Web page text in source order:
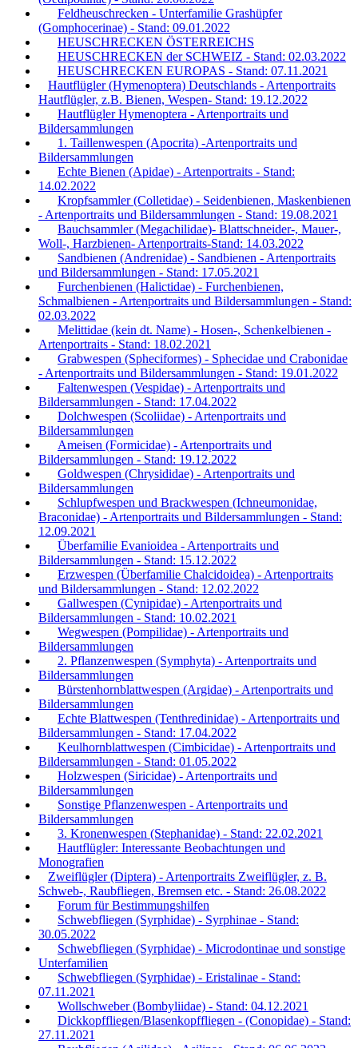
Feldheuschrecken - Unterfamilie Grashüpfer
(Gomphocerinae) - Stand: 09.01.2022
HEUSCHRECKEN ÖSTERREICHS
HEUSCHRECKEN der SCHWEIZ - Stand: 02.03.2022
HEUSCHRECKEN EUROPAS - Stand: 07.11.2021
Hautflügler (Hymenoptera) Deutschlands - Artenportraits
Hautflügler, z.B. Bienen, Wespen- Stand: 19.12.2022
Hautflügler Hymenoptera - Artenportraits und
Bildersammlungen
1. Taillenwespen (Apocrita) -Artenportraits und
Bildersammlungen
Echte Bienen (Apidae) - Artenportraits - Stand:
14.02.2022
Kropfsammler (Colletidae) - Seidenbienen, Maskenbienen
- Artenportraits und Bildersammlungen - Stand: 19.08.2021
Bauchsammler (Megachilidae)- Blattschneider-, Mauer-,
Woll-, Harzbienen- Artenportraits-Stand: 14.03.2022
Sandbienen (Andrenidae) - Sandbienen - Artenportraits
und Bildersammlungen - Stand: 17.05.2021
Furchenbienen (Halictidae) - Furchenbienen,
Schmalbienen - Artenportraits und Bildersammlungen - Stand:
02.03.2022
Melittidae (kein dt. Name) - Hosen-, Schenkelbienen -
Artenportraits - Stand: 18.02.2021
Grabwespen (Spheciformes) - Sphecidae und Crabonidae
- Artenportraits und Bildersammlungen - Stand: 19.01.2022
Faltenwespen (Vespidae) - Artenportraits und
Bildersammlungen - Stand: 17.04.2022
Dolchwespen (Scoliidae) - Artenportraits und
Bildersammlungen
Ameisen (Formicidae) - Artenportraits und
Bildersammlungen - Stand: 19.12.2022
Goldwespen (Chrysididae) - Artenportraits und
Bildersammlungen
Schlupfwespen und Brackwespen (Ichneumonidae,
Braconidae) - Artenportraits und Bildersammlungen - Stand:
12.09.2021
Überfamilie Evanioidea - Artenportraits und
Bildersammlungen - Stand: 15.12.2022
Erzwespen (Überfamilie Chalcidoidea) - Artenportraits
und Bildersammlungen - Stand: 12.02.2022
Gallwespen (Cynipidae) - Artenportraits und
Bildersammlungen - Stand: 10.02.2021
Wegwespen (Pompilidae) - Artenportraits und
Bildersammlungen
2. Pflanzenwespen (Symphyta) - Artenportraits und
Bildersammlungen
Bürstenhornblattwespen (Argidae) - Artenportraits und
Bildersammlungen
Echte Blattwespen (Tenthredinidae) - Artenportraits und
Bildersammlungen - Stand: 17.04.2022
Keulhornblattwespen (Cimbicidae) - Artenportraits und
Bildersammlungen - Stand: 01.05.2022
Holzwespen (Siricidae) - Artenportraits und
Bildersammlungen
Sonstige Pflanzenwespen - Artenportraits und
Bildersammlungen
3. Kronenwespen (Stephanidae) - Stand: 22.02.2021
Hautflügler: Interessante Beobachtungen und
Monografien
Zweiflügler (Diptera) - Artenportraits Zweiflügler, z. B.
Schweb-, Raubfliegen, Bremsen etc. - Stand: 26.08.2022
Forum für Bestimmungshilfen
Schwebfliegen (Syrphidae) - Syrphinae - Stand:
30.05.2022
Schwebfliegen (Syrphidae) - Microdontinae und sonstige
Unterfamilien
Schwebfliegen (Syrphidae) - Eristalinae - Stand:
07.11.2021
Wollschweber (Bombyliidae) - Stand: 04.12.2021
Dickkopffliegen/Blasenkopffliegen - (Conopidae) - Stand:
27.11.2021